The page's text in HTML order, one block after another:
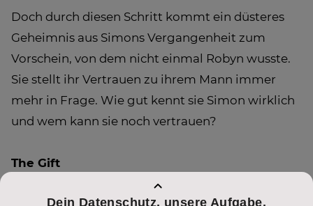
Doch durch diesen Schritt kommt ein düsteres
Geheimnis aus Simons Vergangenheit zum
Vorschein, von dem nicht einmal Robyn wusste.
Sie stellt ihr Vertrauen zu ihrem Mann immer
mehr in Frage. Wie gut kennt sie Simon wirklich
und wem kann sie noch vertrauen?
The Gift
Am Freitag, den 23. Februar um 20:15 Uhr auf